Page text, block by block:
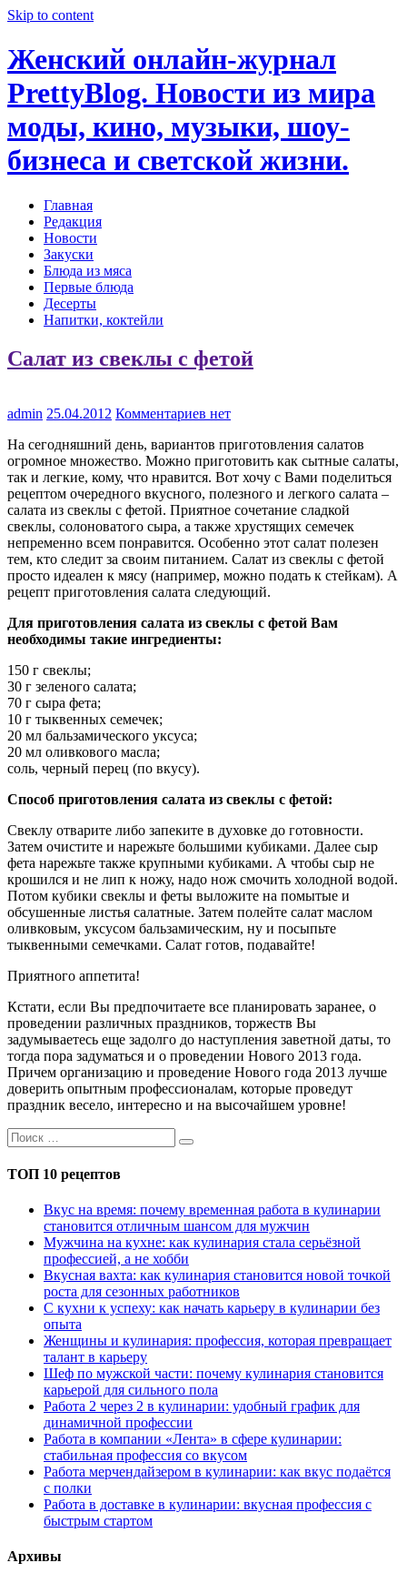
Skip to content
Женский онлайн-журнал
PrettyBlog. Новости из мира
моды, кино, музыки, шоу-
бизнеса и светской жизни.
Главная
Редакция
Новости
Закуски
Блюда из мяса
Первые блюда
Десерты
Напитки, коктейли
Салат из свеклы с фетой
admin 25.04.2012 Комментариев нет
На сегодняшний день, вариантов приготовления салатов
огромное множество. Можно приготовить как сытные салаты,
так и легкие, кому, что нравится. Вот хочу с Вами поделиться
рецептом очередного вкусного, полезного и легкого салата –
салата из свеклы с фетой. Приятное сочетание сладкой
свеклы, солоноватого сыра, а также хрустящих семечек
непременно всем понравится. Особенно этот салат полезен
тем, кто следит за своим питанием. Салат из свеклы с фетой
просто идеален к мясу (например, можно подать к стейкам). А
рецепт приготовления салата следующий.
Для приготовления салата из свеклы с фетой Вам
необходимы такие ингредиенты:
150 г свеклы;
30 г зеленого салата;
70 г сыра фета;
10 г тыквенных семечек;
20 мл бальзамического уксуса;
20 мл оливкового масла;
соль, черный перец (по вкусу).
Способ приготовления салата из свеклы с фетой:
Свеклу отварите либо запеките в духовке до готовности.
Затем очистите и нарежьте большими кубиками. Далее сыр
фета нарежьте также крупными кубиками. А чтобы сыр не
крошился и не лип к ножу, надо нож смочить холодной водой.
Потом кубики свеклы и феты выложите на помытые и
обсушенные листья салатные. Затем полейте салат маслом
оливковым, уксусом бальзамическим, ну и посыпьте
тыквенными семечками. Салат готов, подавайте!
Приятного аппетита!
Кстати, если Вы предпочитаете все планировать заранее, о
проведении различных праздников, торжеств Вы
задумываетесь еще задолго до наступления заветной даты, то
тогда пора задуматься и о проведении Нового 2013 года.
Причем организацию и проведение Нового года 2013 лучше
доверить опытным профессионалам, которые проведут
праздник весело, интересно и на высочайшем уровне!
ТОП 10 рецептов
Вкус на время: почему временная работа в кулинарии
становится отличным шансом для мужчин
Мужчина на кухне: как кулинария стала серьёзной
профессией, а не хобби
Вкусная вахта: как кулинария становится новой точкой
роста для сезонных работников
С кухни к успеху: как начать карьеру в кулинарии без
опыта
Женщины и кулинария: профессия, которая превращает
талант в карьеру
Шеф по мужской части: почему кулинария становится
карьерой для сильного пола
Работа 2 через 2 в кулинарии: удобный график для
динамичной профессии
Работа в компании «Лента» в сфере кулинарии:
стабильная профессия со вкусом
Работа мерчендайзером в кулинарии: как вкус подаётся
с полки
Работа в доставке в кулинарии: вкусная профессия с
быстрым стартом
Архивы